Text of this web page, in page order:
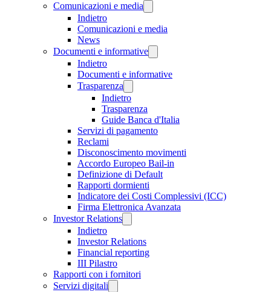
Comunicazioni e media
Indietro
Comunicazioni e media
News
Documenti e informative
Indietro
Documenti e informative
Trasparenza
Indietro
Trasparenza
Guide Banca d'Italia
Servizi di pagamento
Reclami
Disconoscimento movimenti
Accordo Europeo Bail-in
Definizione di Default
Rapporti dormienti
Indicatore dei Costi Complessivi (ICC)
Firma Elettronica Avanzata
Investor Relations
Indietro
Investor Relations
Financial reporting
III Pilastro
Rapporti con i fornitori
Servizi digitali